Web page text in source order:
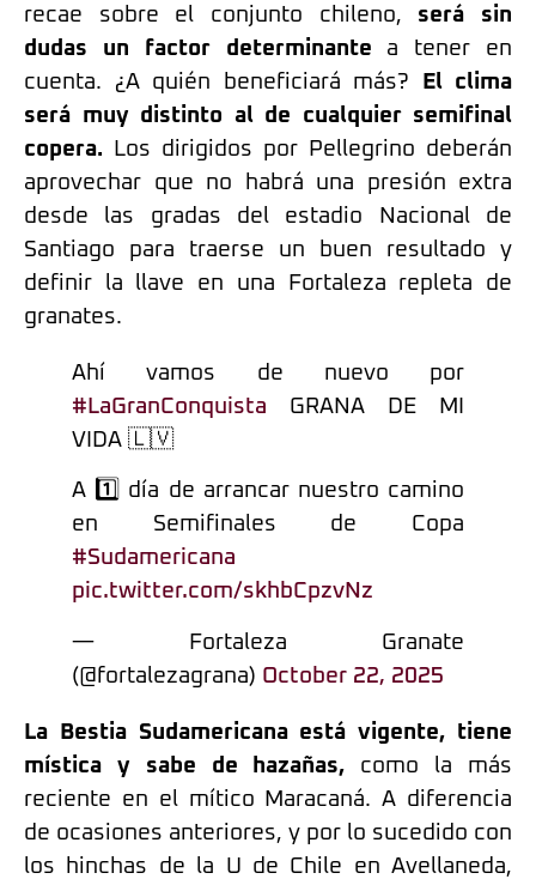
recae sobre el conjunto chileno, será sin
dudas un factor determinante a tener en
cuenta. ¿A quién beneficiará más?
El clima
será muy distinto al de cualquier semifinal
copera. Los dirigidos por Pellegrino deberán
aprovechar que no habrá una presión extra
desde las gradas del estadio Nacional de
Santiago para traerse un buen resultado y
definir la llave en una Fortaleza repleta de
granates.
Ahí vamos de nuevo por
#LaGranConquista GRANA DE MI
VIDA 🇱🇻
A 1️⃣ día de arrancar nuestro camino
en Semifinales de Copa
#Sudamericana
pic.twitter.com/skhbCpzvNz
— Fortaleza Granate
(@fortalezagrana) October 22, 2025
La Bestia Sudamericana está vigente, tiene
mística y sabe de hazañas, como la más
reciente en el mítico Maracaná. A diferencia
de ocasiones anteriores, y por lo sucedido con
los hinchas de la U de Chile en Avellaneda,